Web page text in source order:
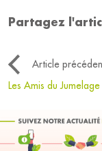
Partagez
Article
Les Amis du Jumelage